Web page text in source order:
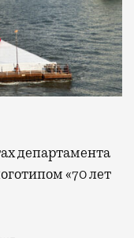
департамента
«70 лет